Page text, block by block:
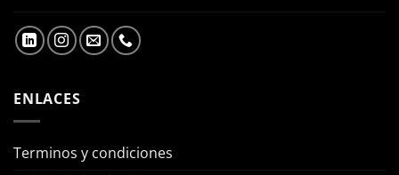
ENLACES
Terminos y condiciones